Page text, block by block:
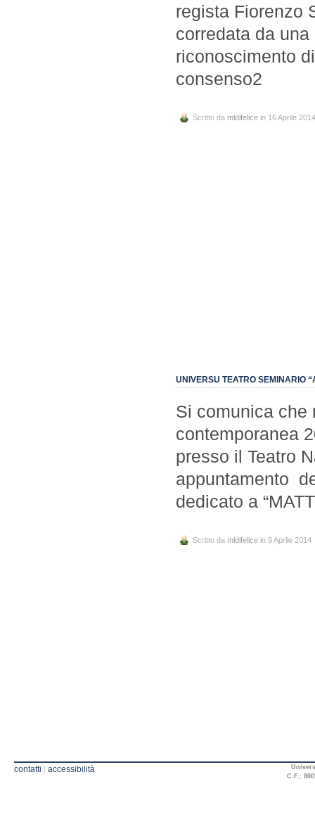
regista Fiorenzo
corredata da
riconoscimento
consenso2
Scritto da mldifelice in 16 Aprile 2014
UNIVERSU TEATRO SEMINARIO
Si comunica che
contemporanea
presso il Teatro
appuntamento
dedicato a
Scritto da mldifelice in 9 Aprile 2014
contatti | accessibilità
C.F.: